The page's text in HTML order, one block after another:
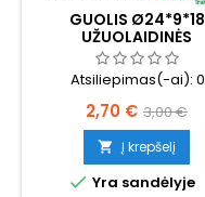
GUOLIS Ø24*9*18
UŽUOLAIDINĖS
PUSPRIEKABĖS
Atsiliepimas(-ai): 0
Kaina
2,70 € Bazinė
kaina
3,00 €
 Į krepšelį
 Yra sandėlyje